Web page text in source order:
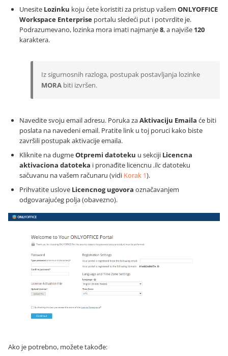
Unesite Lozinku koju ćete koristiti za pristup vašem ONLYOFFICE
Workspace Enterprise portalu sledeći put i potvrdite je.
Podrazumevano, lozinka mora imati najmanje8, a najviše 120
karaktera.
Iz sigurnosnih razloga, postupak postavljanja lozinke
MORA biti izvršen.
Navedite svoju email adresu. Poruka zaAktivaciju Emaila će biti
poslata na navedeni email. Pratite link u toj poruci kako biste
završili postupak aktivacije emaila.
Kliknite na dugmeOtpremi datoteku u sekciji Licencna
aktivaciona datoteka i pronađite licencnu .licdatoteku
sačuvanu na vašem računaru (vidi Korak 1).
Prihvatite uslove Licencnog ugovora označavanjem
odgovarajućeg polja (obavezno).
Ako je potrebno, možete takođe: